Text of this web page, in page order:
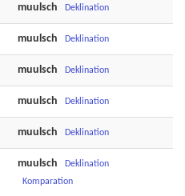
muulsch Deklination
muulsch Deklination
muulsch Deklination
muulsch Deklination
muulsch Deklination
muulsch
Deklination
Komparation